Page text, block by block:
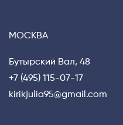
МОСКВА
Бутырский Вал, 48
+7 (495) 115-07-17
kirikjulia95@gmail.com